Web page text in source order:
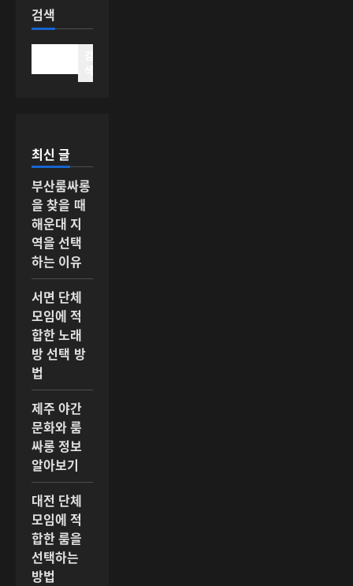
검색
최신 글
부산룸싸롱
을 찾을 때
해운대 지
역을 선택
하는 이유
서면 단체
모임에 적
합한 노래
방 선택 방
법
제주 야간
문화와 룸
싸롱 정보
알아보기
대전 단체
모임에 적
합한 룸을
선택하는
방법